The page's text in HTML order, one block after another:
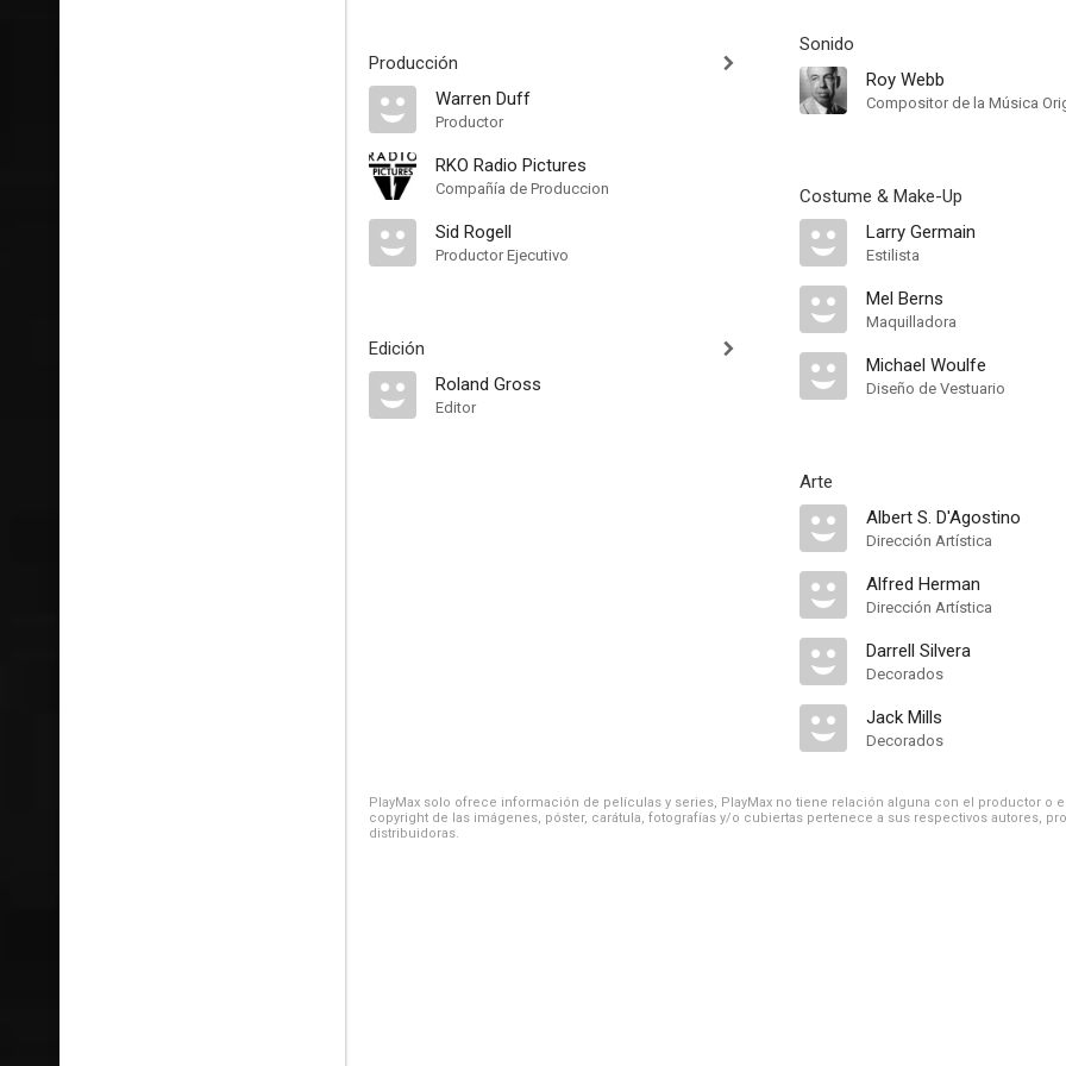
Producción
Warren Duff
Productor
RKO Radio Pictures
Compañía de Produccion
Sid Rogell
Productor Ejecutivo
Edición
Roland Gross
Editor
Sonido
Roy Webb
Compositor de la Música
Costume & Make-Up
Larry Germain
Estilista
Mel Berns
Maquilladora
Michael Woulfe
Diseño de Vestuario
Arte
Albert S. D'Agostino
Dirección Artística
Alfred Herman
Dirección Artística
Darrell Silvera
Decorados
Jack Mills
Decorados
PlayMax solo ofrece información de películas y series, PlayMax no tiene relación alguna con el productor o
copyright de las imágenes, póster, carátula, fotografías y/o cubiertas pertenece a sus respectivos autores,
distribuidoras.